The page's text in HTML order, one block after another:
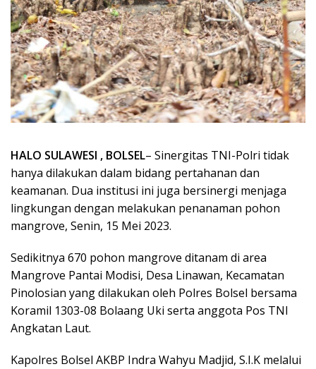
HALO SULAWESI , BOLSEL– Sinergitas TNI-Polri tidak
hanya dilakukan dalam bidang pertahanan dan
keamanan. Dua institusi ini juga bersinergi menjaga
lingkungan dengan melakukan penanaman pohon
mangrove, Senin, 15 Mei 2023.
Sedikitnya 670 pohon mangrove ditanam di area
Mangrove Pantai Modisi, Desa Linawan, Kecamatan
Pinolosian yang dilakukan oleh Polres Bolsel bersama
Koramil 1303-08 Bolaang Uki serta anggota Pos TNI
Angkatan Laut.
Kapolres Bolsel AKBP Indra Wahyu Madjid, S.I.K melalui